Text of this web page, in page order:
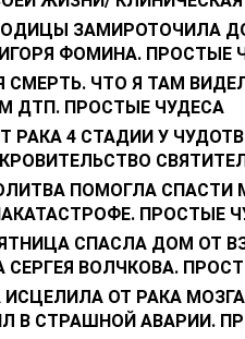
ЗАМИРОТОЧИЛА
ФОМИНА. ПРОСТЫЕ
СМЕРТЬ. ЧТО Я ТАМ
ДТП. ПРОСТЫЕ ЧУДЕСА
РАКА 4 СТАДИИ У
ПОМОГЛА СПАСТИ
ПРОСТЫЕ
СПАСЛА ДОМ ОТ
ВОЛЧКОВА.
ОТ РАКА
В СТРАШНОЙ АВАРИИ.